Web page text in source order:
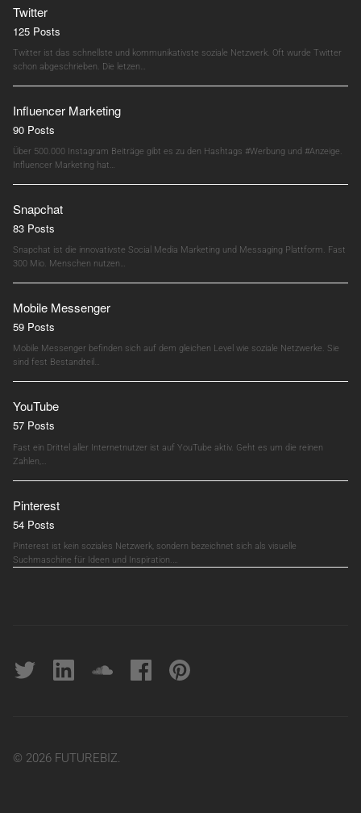
Twitter
125 Posts
Twitter ist das schnellste und kommunikativste soziale Netzwerk. Oft wurde Twitter
schon abgeschrieben. Die letzen…
Influencer Marketing
90 Posts
Über 500.000 Instagram Beiträge gibt es zu den Hashtags #Werbung und #Anzeige.
Influencer Marketing hat…
Snapchat
83 Posts
Snapchat ist die innovativste Social Media Marketing und Messaging Plattform. Fast
300 Mio. Menschen nutzen…
Mobile Messenger
59 Posts
Mobile Messenger befinden sich auf dem gleichen Level wie soziale Netzwerke. Sie
sind fest Bestandteil…
YouTube
57 Posts
Fast ein Drittel aller Internetnutzer ist auf YouTube aktiv. Geht es um die reinen
Zahlen,…
Pinterest
54 Posts
Pinterest ist kein soziales Netzwerk, sondern bezeichnet sich als visuelle
Suchmaschine für Ideen und Inspiration.…
Twitter linkedin soundcloudFacebookpinterest
© 2026 FUTUREBIZ.